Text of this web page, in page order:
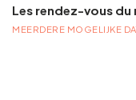
Les rendez-vous du
MEERDERE MOGELIJKE